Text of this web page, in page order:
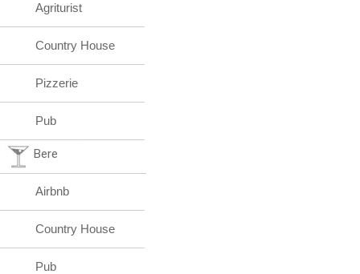
Agriturist
Country House
Pizzerie
Pub
Bere
Airbnb
Country House
Pub